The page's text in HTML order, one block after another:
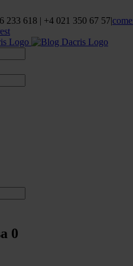
233 618 | +4 021 350 67 57|
0